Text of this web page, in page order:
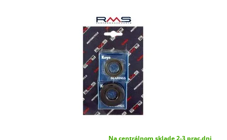
Na centrálnom sklade 2-3 prac.dni